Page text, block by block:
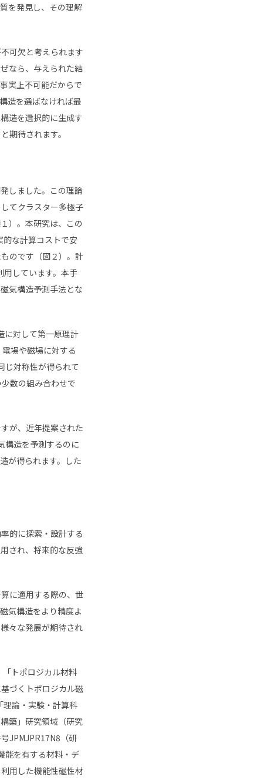
を発見し、その理解
可欠と考えられます
なら、与えられた結
実上不可能だからで
造を選ばなければ最
造を選択的に生成す
期待されます。
しました。この理論
てクラスター多極子
）。本研究は、この
的な計算コストで安
のです（図２）。計
用しています。本手
気構造予測手法とな
に対して第一原理計
場や磁場に対する
じ対称性が得られて
数の組み合わせで
が、近年提案された
構造を予測するのに
が得られます。した
的に探索・設計する
され、将来的な反強
に適用する際の、世
気構造をより精度よ
々な発展が期待され
トポロジカル材料
づくトポロジカル磁
理論・実験・計算科
築」研究領域（研究
JPMJPR17N8 （研
能を有する材料・デ
用した機能性磁性材